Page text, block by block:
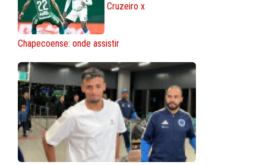
Cruzeiro x
Chapecoense: onde assistir